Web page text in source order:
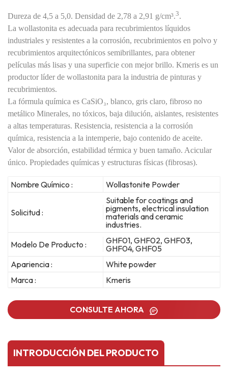
Dureza de 4,5 a 5,0. Densidad de 2,78 a 2,91 g/cm³.3.
La wollastonita es adecuada para recubrimientos líquidos
industriales y resistentes a la corrosión, recubrimientos en polvo y
recubrimientos arquitectónicos semibrillantes, para obtener
películas más lisas y una superficie con mejor brillo. Kmeris es un
productor líder de wollastonita para la industria de pinturas y
recubrimientos.
La fórmula química es CaSiO₃, blanco, gris claro, fibroso no
metálico Minerales, no tóxicos, baja dilución, aislantes, resistentes
a altas temperaturas. Resistencia, resistencia a la corrosión
química, resistencia a la intemperie, bajo contenido de aceite.
Valor de absorción, estabilidad térmica y buen tamaño. Acicular
único. Propiedades químicas y estructuras físicas (fibrosas).
Nombre Químico : Wollastonite Powder
Solicitud :
Suitable for coatings and
pigments, electrical insulation
materials and ceramic
industries.
Modelo De Producto :
GHF01, GHF02, GHF03,
GHF04, GHF05
Apariencia :
White powder
Marca :
Kmeris
CONSULTE AHORA
INTRODUCCIÓN DEL PRODUCTO